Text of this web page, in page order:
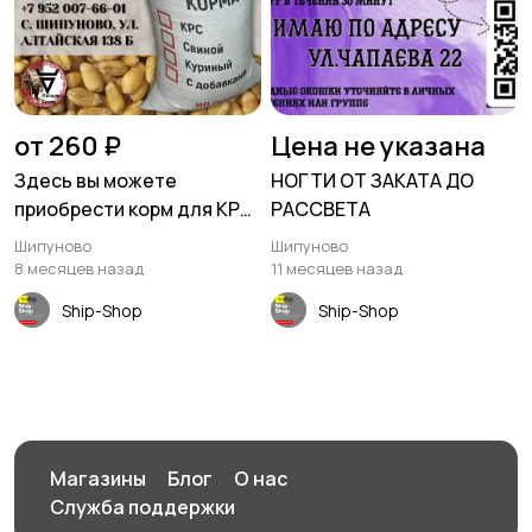
от 260 ₽
Здесь вы можете
приобрести корм для КРС,
свиней и кур в Шипуново
Шипуново
8 месяцев назад
Ship-Shop
Цена не указана
НОГТИ ОТ ЗАКАТА ДО
РАССВЕТА
Шипуново
11 месяцев назад
Ship-Shop
Магазины Блог
О нас
Служба поддержки